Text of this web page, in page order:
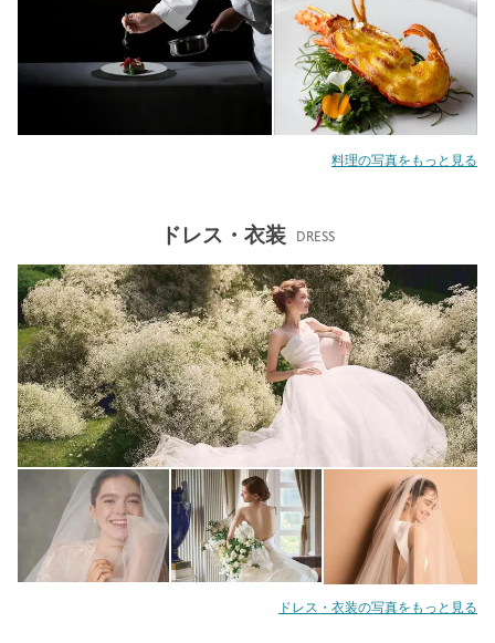
料理の写真をもっと見る
ドレス・衣装 DRESS
ドレス・衣装の写真をもっと見る